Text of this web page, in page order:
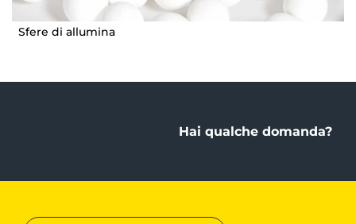
Sfere di allumina
Hai qualche domanda?